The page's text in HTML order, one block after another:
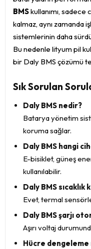
BMSkullanımı,
kalmaz, aynı zamanda
sistemlerinin daha
Bu nedenle lityum pil
bir Daly BMS çözümü
Sık Sorulan
Daly BMS nedir?
Batarya yönetim
koruma sağlar.
Daly BMS hangi
E-bisiklet, güneş
kullanılabilir.
Daly BMS
Evet, termal
Daly BMS şarjı
Aşırı voltaj
Hücre dengeleme